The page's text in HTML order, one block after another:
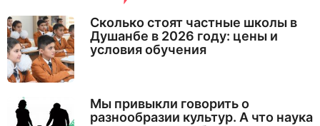
Сколько стоят частные школы в
Душанбе в 2026 году: цены и
условия обучения
Мы привыкли говорить о
разнообразии культур. А что наука